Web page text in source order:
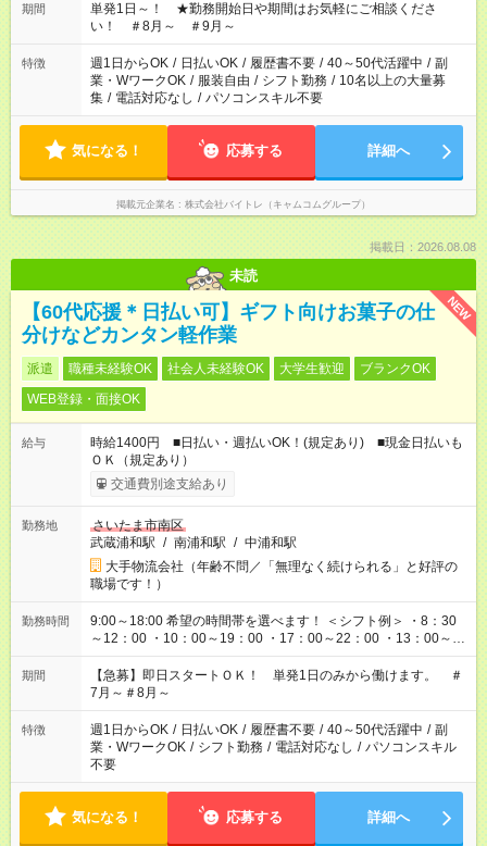
期間
単発1日～！ ★勤務開始日や期間はお気軽にご相談くださ
い！ ＃8月～ ＃9月～
特徴 週1日からOK / 日払いOK / 履歴書不要 / 40～50代活躍中 / 副
業・WワークOK / 服装自由 / シフト勤務 / 10名以上の大量募
集 / 電話対応なし / パソコンスキル不要
気になる！ 応募する 詳細へ
掲載元企業名 株式会社バイトレ（キャムコムグループ）
掲載日：2026.08.08
未読
NEW
【60代応援＊日払い可】ギフト向けお菓子の仕
分けなどカンタン軽作業
派遣 職種未経験OK 社会人未経験OK 大学生歓迎
ブランクOK
WEB登録・面接OK
給与
時給1400円 ■日払い・週払いOK！(規定あり) ■現金日払いも
ＯＫ（規定あり）
交通費別途支給あり
勤務地
さいたま市南区
武蔵浦和駅 / 南浦和駅 / 中浦和駅
大手物流会社（年齢不問／「無理なく続けられる」と好評の
職場です！）
勤務時間
9:00～18:00 希望の時間帯を選べます！ ＜シフト例＞ ・8：30
～12：00 ・10：00～19：00 ・17：00～22：00 ・13：00～
22：00 ・22：00～翌6：00 など
期間
【急募】即日スタートＯＫ！ 単発1日のみから働けます。 ＃
7月～＃8月～
特徴 週1日からOK / 日払いOK / 履歴書不要 / 40～50代活躍中 / 副
業・WワークOK / シフト勤務 / 電話対応なし / パソコンスキル
不要
気になる！ 応募する 詳細へ